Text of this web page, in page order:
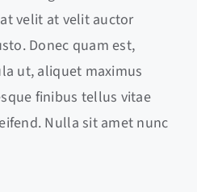
velit at velit auctor
Donec quam est,
ut, aliquet maximus
finibus tellus vitae
Nulla sit amet nunc